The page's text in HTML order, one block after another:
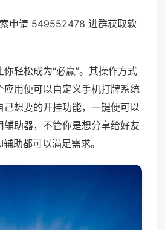
申请 549552478 进群获取软
轻松成为“必赢”。其操作方式
应用便可以自定义手机打牌系统
己想要的开挂功能，一键便可以
辅助器，不管你是想分享给好友
助都可以满足需求。